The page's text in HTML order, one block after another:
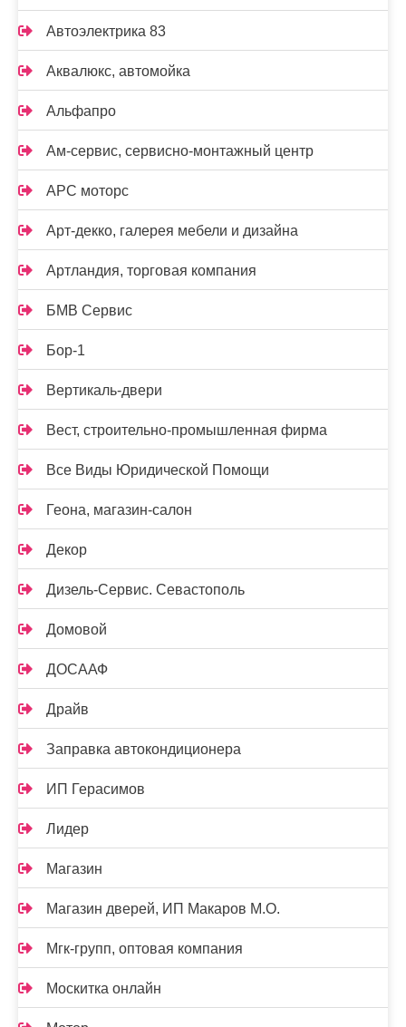
Автоэлектрика 83
Аквалюкс, автомойка
Альфапро
Ам-сервис, сервисно-монтажный центр
АРС моторс
Арт-декко, галерея мебели и дизайна
Артландия, торговая компания
БМВ Сервис
Бор-1
Вертикаль-двери
Вест, строительно-промышленная фирма
Все Виды Юридической Помощи
Геона, магазин-салон
Декор
Дизель-Сервис. Севастополь
Домовой
ДОСААФ
Драйв
Заправка автокондиционера
ИП Герасимов
Лидер
Магазин
Магазин дверей, ИП Макаров М.О.
Мгк-групп, оптовая компания
Москитка онлайн